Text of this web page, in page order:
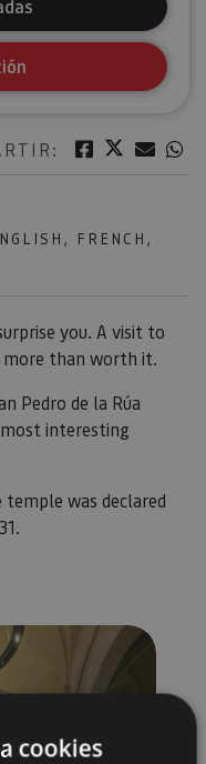
Facebook
Twitter
FRENCH,
you. A visit to
more than worth it.
Pedro de la Rúa
interesting
was declared
cookies